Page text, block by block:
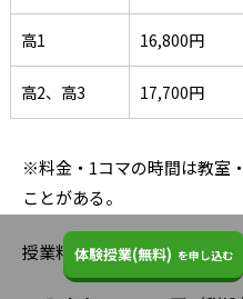
高1 16,800円
高2、高3 17,700円
※料金・1コマの時間は教室
ことがある。
授業料以外に、以下の諸費
体験授業(無料) を申し込む